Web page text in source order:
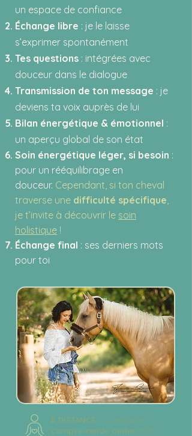
un espace de confiance
Échange libre : je le laisse
s’exprimer spontanément
Tes questions : intégrées avec
douceur dans le dialogue
Transmission de ton message : je
deviens ta voix auprès de lui
Bilan énergétique & émotionnel :
un aperçu global de son état
Soin énergétique léger, si besoin :
pour un rééquilibrage en
douceur. Cependant, si ton cheval
traverse une difficulté spécifique,
je t’invite à découvrir le soin
holistique !
Échange final : ses derniers mots
pour toi​
À DISTANCE : tu reçois un
compte-rendu audio (10-15